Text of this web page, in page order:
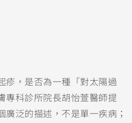
疹，是否為一種「對太陽過
專科診所院長胡怡萱醫師提
廣泛的描述，不是單一疾病；